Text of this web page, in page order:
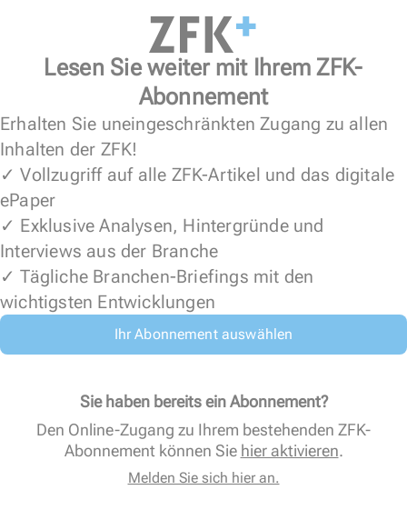
Lesen Sie weiter mit Ihrem ZFK-
Abonnement
Erhalten Sie uneingeschränkten Zugang zu allen
Inhalten der ZFK!
✓ Vollzugriff auf alle ZFK-Artikel und das digitale
ePaper
✓ Exklusive Analysen, Hintergründe und
Interviews aus der Branche
✓ Tägliche Branchen-Briefings mit den
wichtigsten Entwicklungen
Ihr Abonnement auswählen
Sie haben bereits ein Abonnement?
Den Online-Zugang zu Ihrem bestehenden ZFK-
Abonnement können Sie hier aktivieren.
Melden Sie sich hier an.